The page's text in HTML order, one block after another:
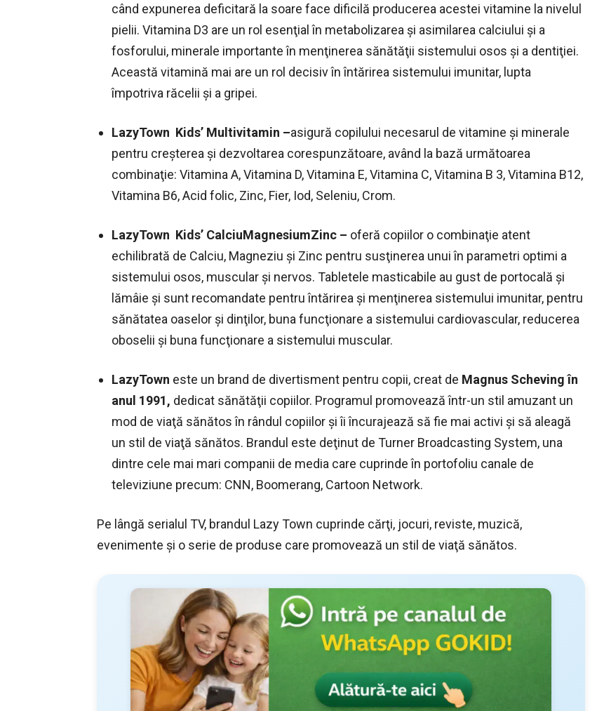
când expunerea deficitară la soare face dificilă producerea acestei vitamine la nivelul
pielii. Vitamina D3 are un rol esenţial în metabolizarea şi asimilarea calciului şi a
fosforului, minerale importante în menţinerea sănătăţii sistemului osos şi a dentiţiei.
Această vitamină mai are un rol decisiv în întărirea sistemului imunitar, lupta
împotriva răcelii şi a gripei.
LazyTown Kids’ Multivitamin –asigură copilului necesarul de vitamine şi minerale
pentru creşterea şi dezvoltarea corespunzătoare, având la bază următoarea
combinaţie: Vitamina A, Vitamina D, Vitamina E, Vitamina C, Vitamina B 3, Vitamina B12,
Vitamina B6, Acid folic, Zinc, Fier, Iod, Seleniu, Crom.
LazyTown Kids’ CalciuMagnesiumZinc – oferă copiilor o combinaţie atent
echilibrată de Calciu, Magneziu şi Zinc pentru susţinerea unui în parametri optimi a
sistemului osos, muscular şi nervos. Tabletele masticabile au gust de portocală şi
lămâie şi sunt recomandate pentru întărirea şi menţinerea sistemului imunitar, pentru
sănătatea oaselor şi dinţilor, buna funcţionare a sistemului cardiovascular, reducerea
oboselii şi buna funcţionare a sistemului muscular.
LazyTown este un brand de divertisment pentru copii, creat de Magnus Scheving în
anul 1991, dedicat sănătăţii copiilor. Programul promovează într-un stil amuzant un
mod de viaţă sănătos în rândul copiilor și îi încurajează să fie mai activi şi să aleagă
un stil de viaţă sănătos. Brandul este deţinut de Turner Broadcasting System, una
dintre cele mai mari companii de media care cuprinde în portofoliu canale de
televiziune precum: CNN, Boomerang, Cartoon Network.
Pe lângă serialul TV, brandul Lazy Town cuprinde cărţi, jocuri, reviste, muzică,
evenimente şi o serie de produse care promovează un stil de viaţă sănătos.